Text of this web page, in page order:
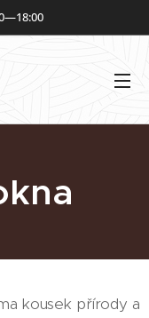
kousek přírody a